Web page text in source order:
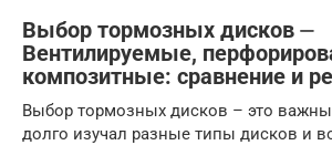
Выбор тормозных дисков ⏤
Вентилируемые,
композитные: сравнение и
Выбор тормозных дисков – это
долго изучал разные типы дисков и